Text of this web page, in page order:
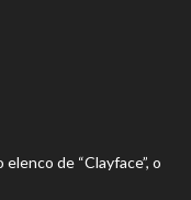
de “Clayface”, o